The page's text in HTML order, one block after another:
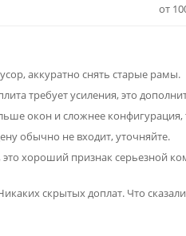
от
аккуратно снять старые рамы.
требует усиления, это
окон и сложнее
обычно не входит, уточняйте.
хороший признак серьезной
скрытых доплат. Что